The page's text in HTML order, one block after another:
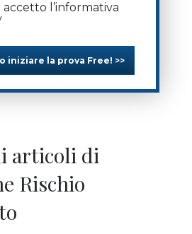
l’informativa
iniziare la prova Free! >>
articoli di
Rischio